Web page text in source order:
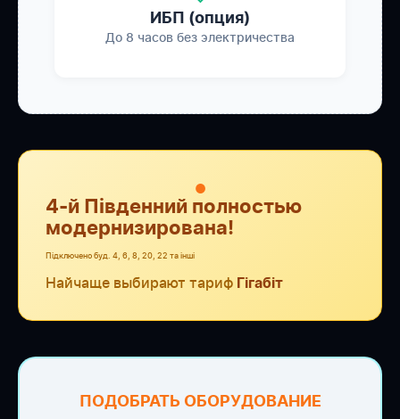
ИБП (опция)
До 8 часов без электричества
●
4-й Південний полностью
модернизирована!
Підключено буд. 4, 6, 8, 20, 22 та інші
Найчаще выбирают тариф Гігабіт
ПОДОБРАТЬ ОБОРУДОВАНИЕ